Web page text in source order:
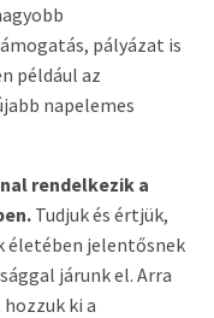
pályázat is
például az
napelemes
rendelkezik a
Tudjuk és értjük,
életében jelentősnek
járunk el. Arra
ki a